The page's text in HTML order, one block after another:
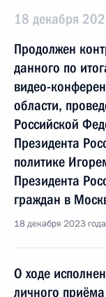
18 декабря
Продолжен
данного по
видео-
области,
Российской
Президента
политике
Президента
граждан в
18 декабря 2023
О ходе
личного